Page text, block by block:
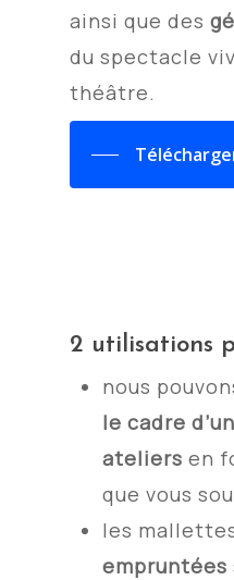
ainsi que des
du spectacle
théâtre.
2 utilisations
nous
le cadre
ateliers en
que vous
les
empruntées